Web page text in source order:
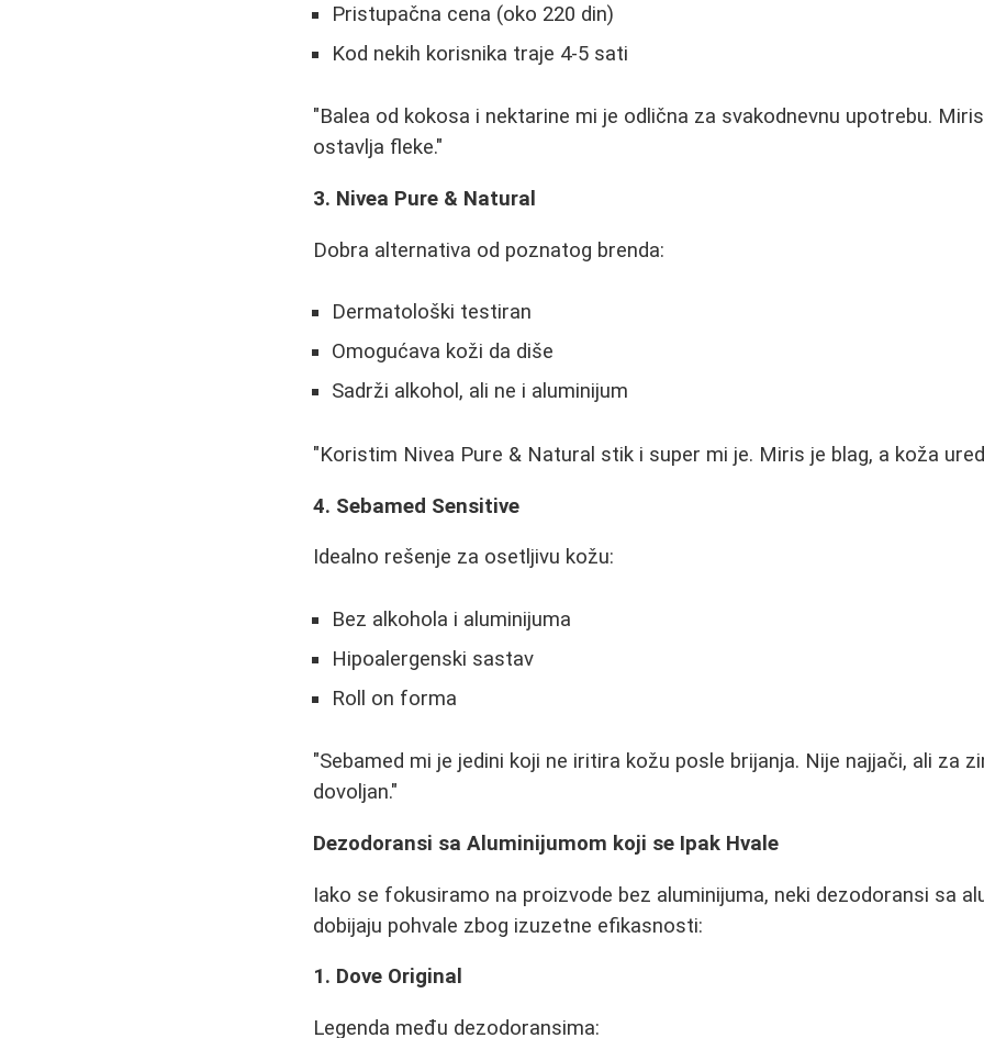
Pristupačna cena (oko 220 din)
Kod nekih korisnika traje 4-5 sati
"Balea od kokosa i nektarine mi je odlična za svakodnevnu upotrebu.
ostavlja fleke."
3. Nivea Pure & Natural
Dobra alternativa od poznatog brenda:
Dermatološki testiran
Omogućava koži da diše
Sadrži alkohol, ali ne i aluminijum
"Koristim Nivea Pure & Natural stik i super mi je. Miris je blag, a koža
4. Sebamed Sensitive
Idealno rešenje za osetljivu kožu:
Bez alkohola i aluminijuma
Hipoalergenski sastav
Roll on forma
"Sebamed mi je jedini koji ne iritira kožu posle brijanja. Nije najjači, ali za
dovoljan."
Dezodoransi sa Aluminijumom koji se Ipak Hvale
Iako se fokusiramo na proizvode bez aluminijuma, neki dezodoransi sa
dobijaju pohvale zbog izuzetne efikasnosti:
1. Dove Original
Legenda među dezodoransima: